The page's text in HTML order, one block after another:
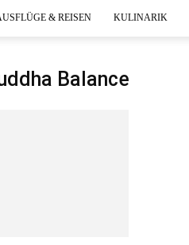
& REISEN KULINARIK
Balance